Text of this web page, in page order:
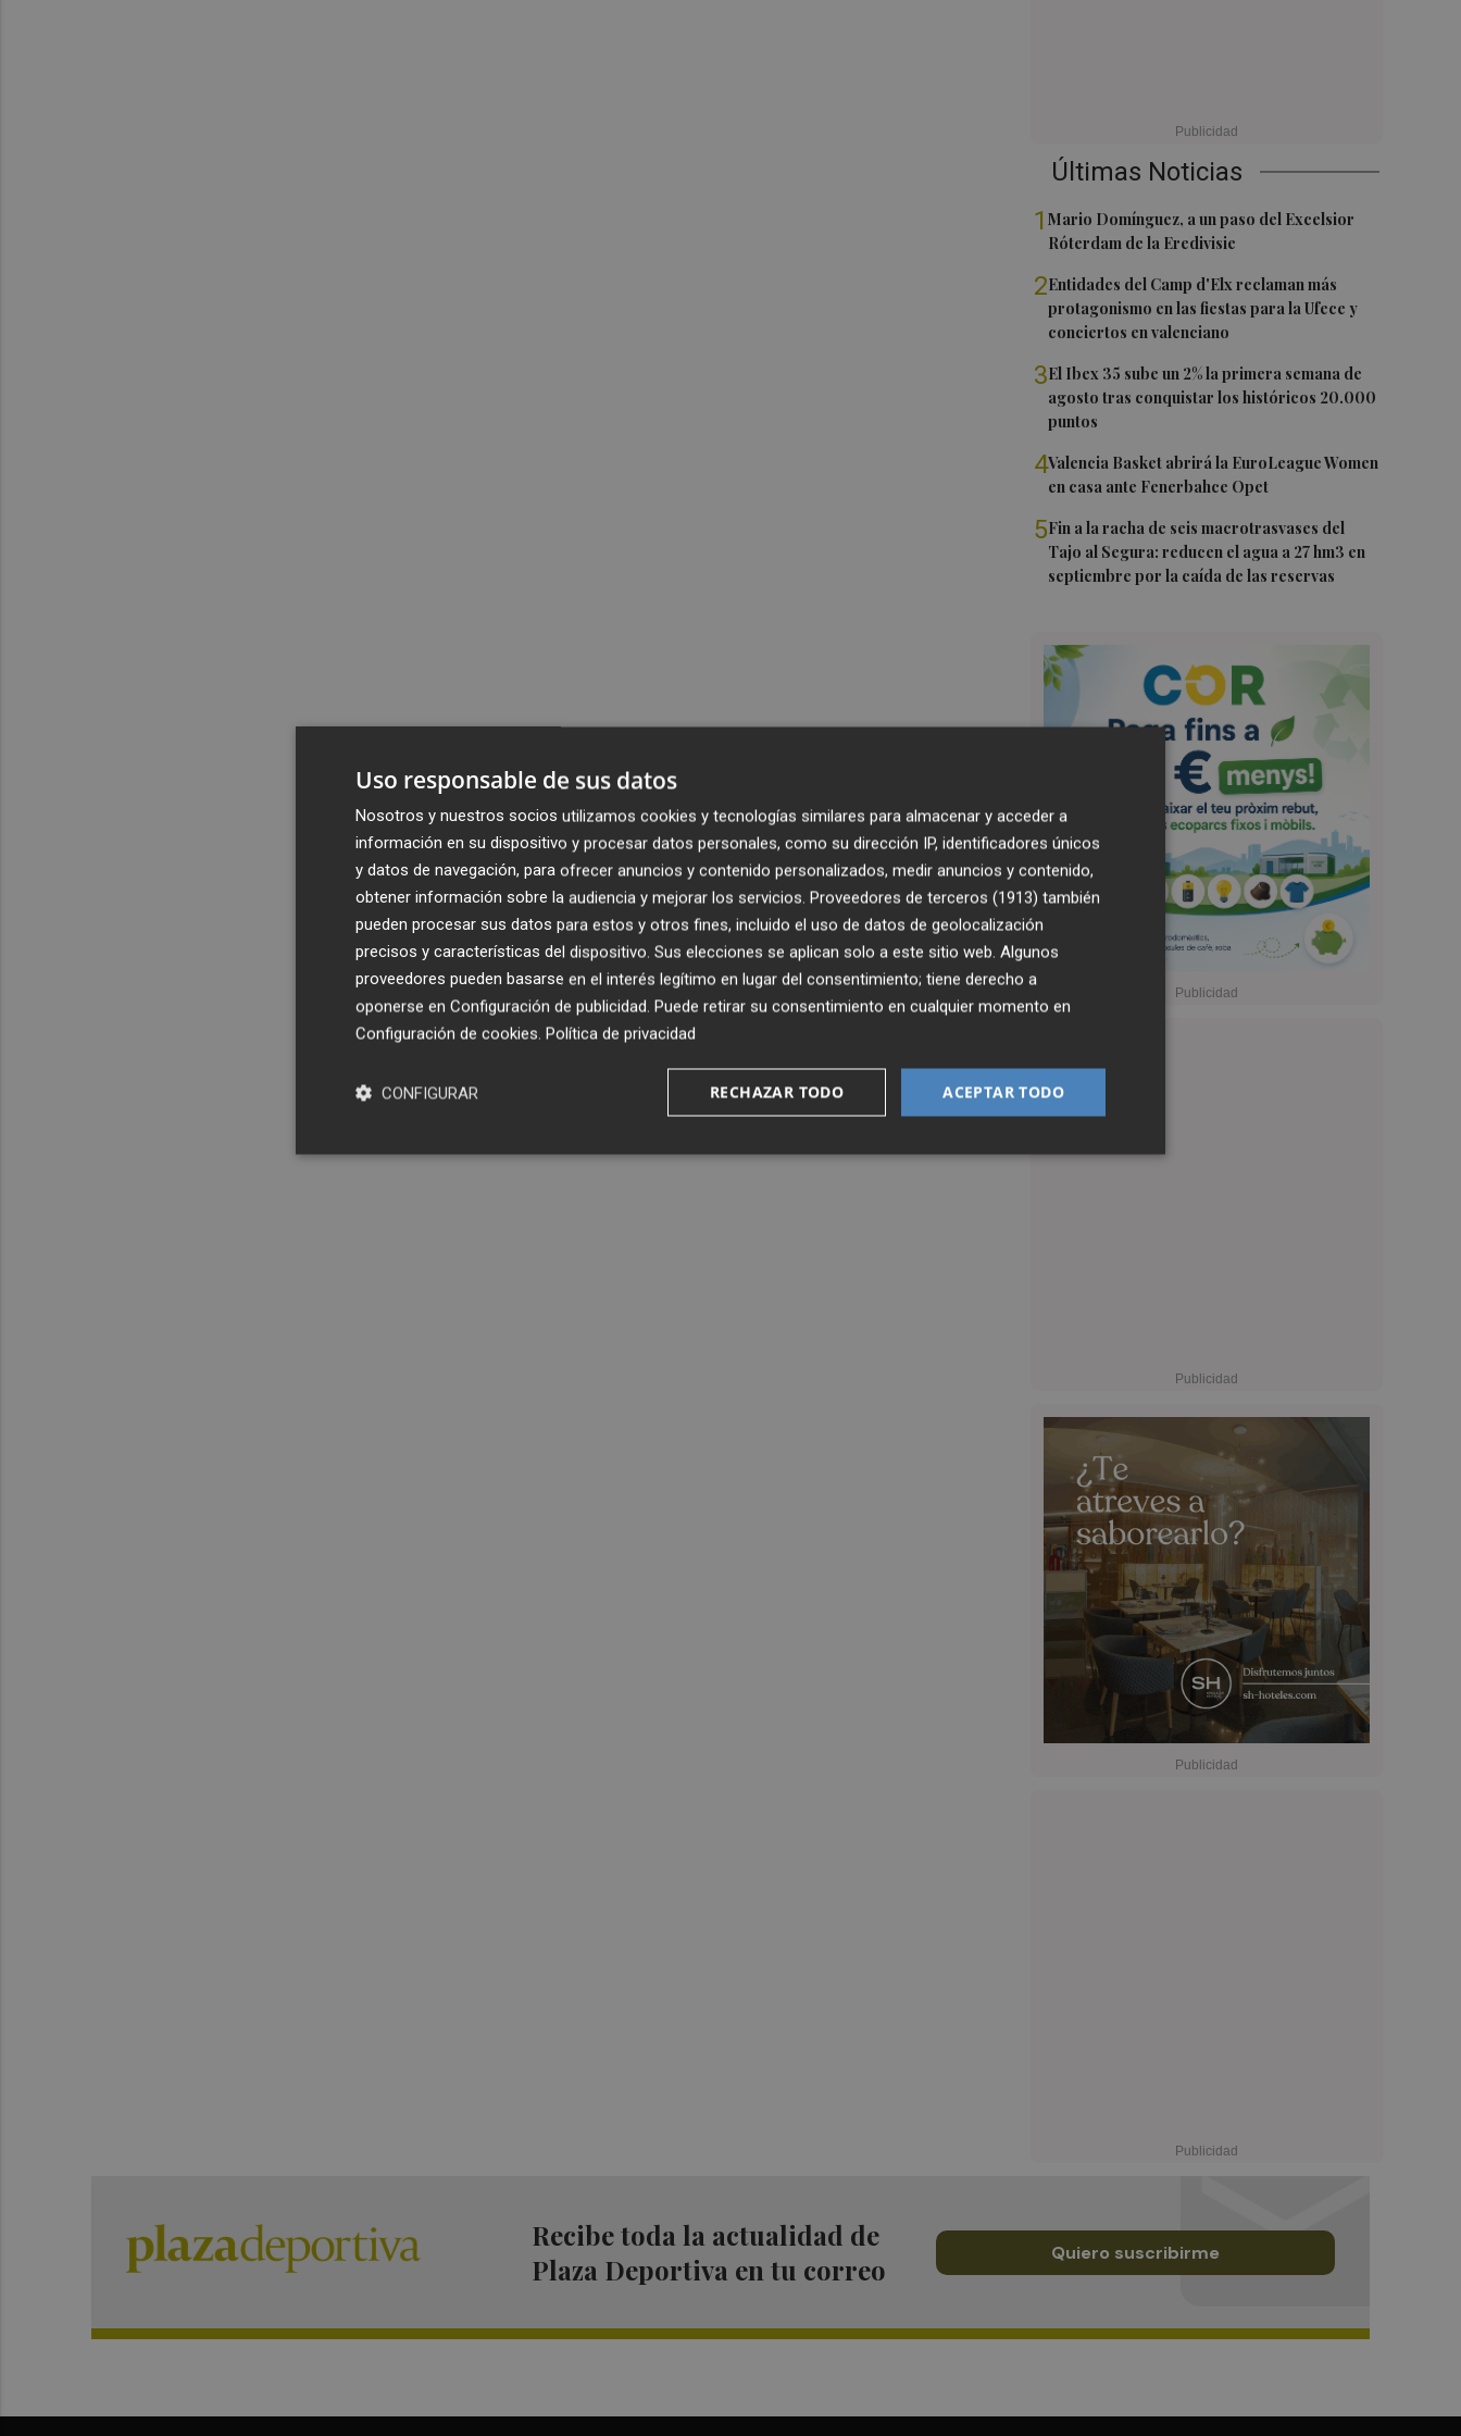
Últimas Noticias
1Mario Domínguez, a un paso del Excelsior
Róterdam de la Eredivisie
2Entidades del Camp d'Elx reclaman más
protagonismo en las fiestas para la Ufece y
conciertos en valenciano
3El Ibex 35 sube un 2% la primera semana de
agosto tras conquistar los históricos 20.000
puntos
4Valencia Basket abrirá la EuroLeague Women
en casa ante Fenerbahce Opet
5Fin a la racha de seis macrotrasvases del
Tajo al Segura: reducen el agua a 27 hm3 en
septiembre por la caída de las reservas
Recibe toda la actualidad de
Plaza Deportiva en tu correo
Quiero suscribirme
Uso responsable de sus datos
Nosotros y nuestros socios utilizamos cookies y tecnologías similares para almacenar y acceder a
información en su dispositivo y procesar datos personales, como su dirección IP, identificadores únicos
y datos de navegación, para ofrecer anuncios y contenido personalizados, medir anuncios y contenido,
obtener información sobre la audiencia y mejorar los servicios. Proveedores de terceros (1913) también
pueden procesar sus datos para estos y otros fines, incluido el uso de datos de geolocalización
precisos y características del dispositivo. Sus elecciones se aplican solo a este sitio web. Algunos
proveedores pueden basarse en el interés legítimo en lugar del consentimiento; tiene derecho a
oponerse en Configuración de publicidad. Puede retirar su consentimiento en cualquier momento en
Configuración de cookies. Política de privacidad
ACEPTAR TODO
RECHAZAR TODO
CONFIGURAR